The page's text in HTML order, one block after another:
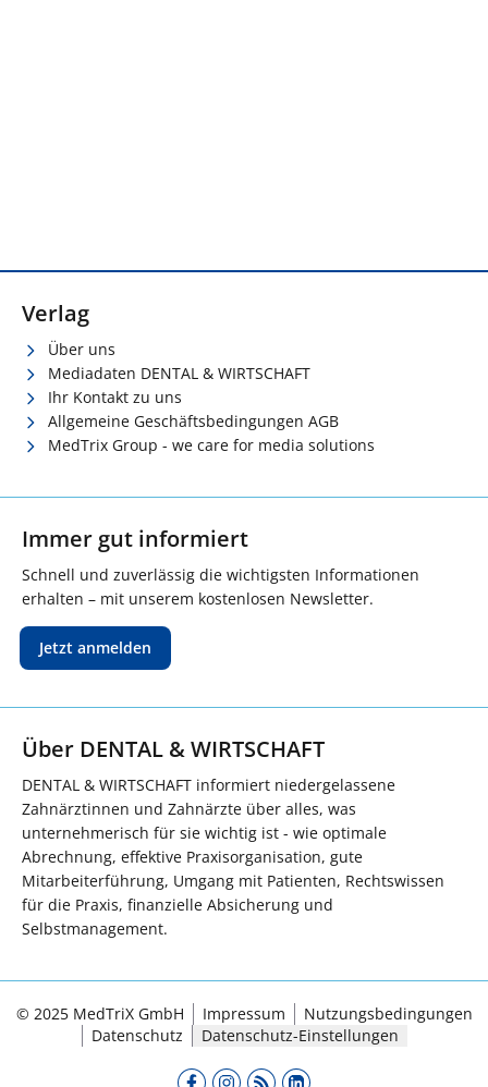
Verlag
Über uns
Mediadaten DENTAL & WIRTSCHAFT
Ihr Kontakt zu uns
Allgemeine Geschäftsbedingungen AGB
MedTrix Group - we care for media solutions
Immer gut informiert
Schnell und zuverlässig die wichtigsten Informationen
erhalten – mit unserem kostenlosen Newsletter.
Jetzt anmelden
Über DENTAL & WIRTSCHAFT
DENTAL & WIRTSCHAFT informiert niedergelassene
Zahnärztinnen und Zahnärzte über alles, was
unternehmerisch für sie wichtig ist - wie optimale
Abrechnung, effektive Praxisorganisation, gute
Mitarbeiterführung, Umgang mit Patienten, Rechtswissen
für die Praxis, finanzielle Absicherung und
Selbstmanagement.
© 2025 MedTriX GmbH Impressum
Nutzungsbedingungen
Datenschutz
Datenschutz-Einstellungen